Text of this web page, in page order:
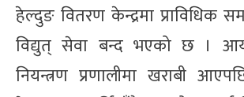
हेल्दुङ वितरण केन्द्रमा प्राविधिक
विद्युत् सेवा बन्द भएको छ ।
नियन्त्रण प्रणालीमा खराबी